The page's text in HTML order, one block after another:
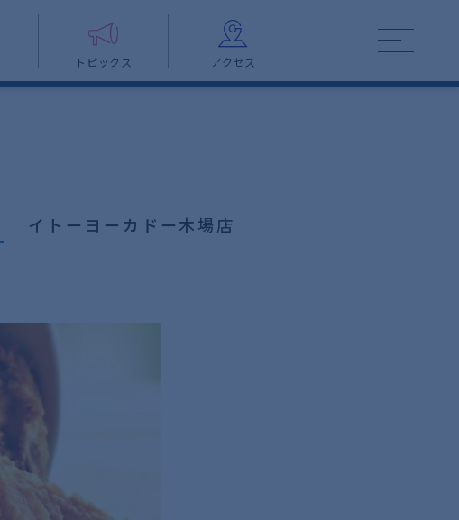
トピックス アクセス
イトーヨーカドー木場店